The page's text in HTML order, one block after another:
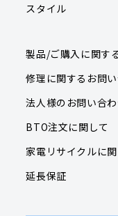
スタイル
製品/ご購入に関す
修理に関するお問
法人様のお問い合
BTO注文に関して
家電リサイクルに
延長保証